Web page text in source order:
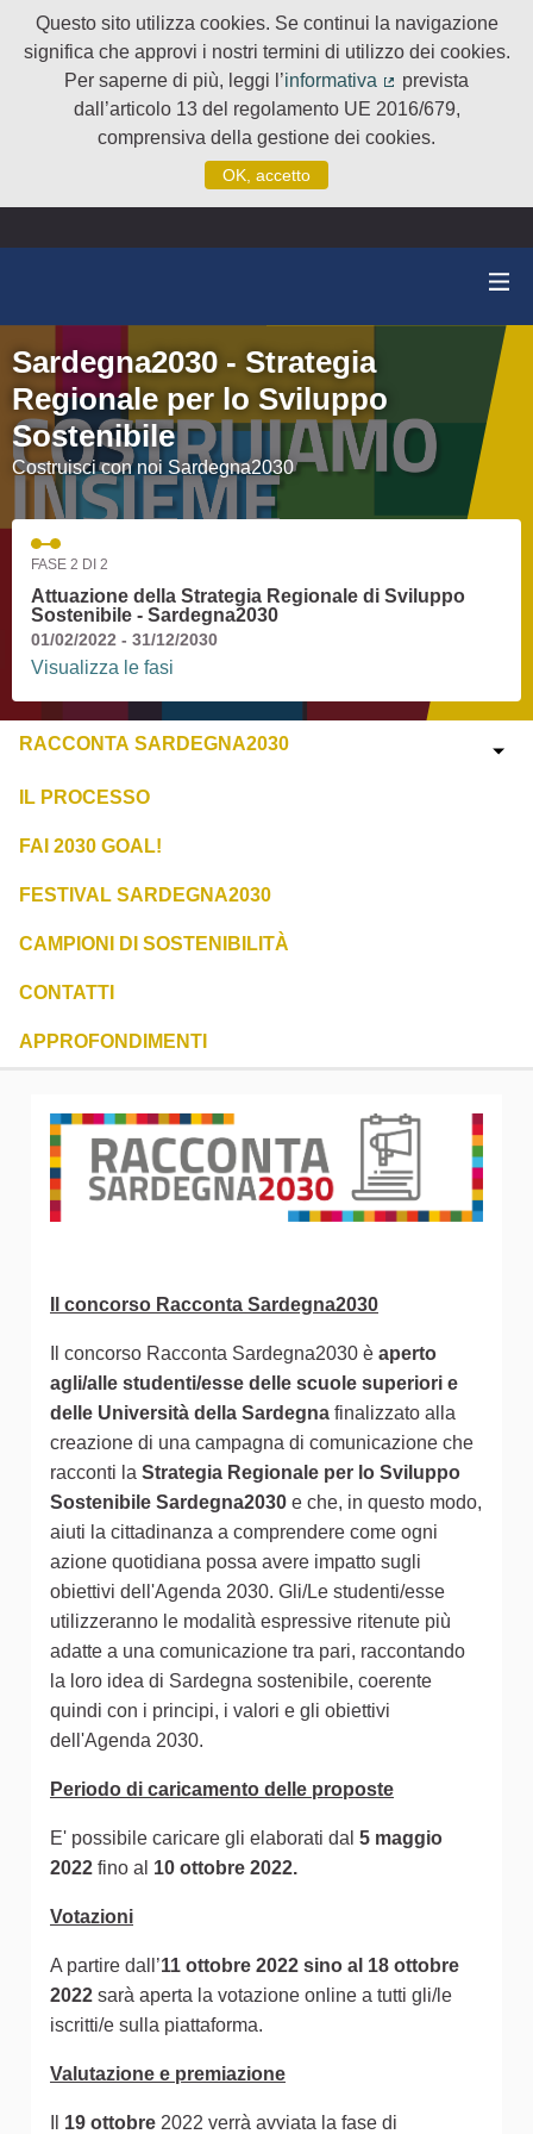
Questo sito utilizza cookies. Se continui la navigazione
significa che approvi i nostri termini di utilizzo dei cookies.
Per saperne di più, leggi l’informativa
(Collegamento
prevista
dall’articolo 13 del regolamento UE 2016/679,
comprensiva della gestione dei cookies.
OK, accetto
Sardegna2030 - Strategia
Regionale per lo Sviluppo
Sostenibile
Costruisci con noi Sardegna2030
FASE 2 DI 2
Attuazione della Strategia Regionale di Sviluppo
Sostenibile - Sardegna2030
01/02/2022 - 31/12/2030
Visualizza le fasi
RACCONTA SARDEGNA2030
IL PROCESSO
FAI 2030 GOAL!
FESTIVAL SARDEGNA2030
CAMPIONI DI SOSTENIBILITÀ
CONTATTI
APPROFONDIMENTI
Il concorso Racconta Sardegna2030
Il concorso Racconta Sardegna2030 è aperto
agli/alle studenti/esse delle scuole superiori e
delle Università della Sardegna finalizzato alla
creazione di una campagna di comunicazione che
racconti la Strategia Regionale per lo Sviluppo
Sostenibile Sardegna2030 e che, in questo modo,
aiuti la cittadinanza a comprendere come ogni
azione quotidiana possa avere impatto sugli
obiettivi dell'Agenda 2030. Gli/Le studenti/esse
utilizzeranno le modalità espressive ritenute più
adatte a una comunicazione tra pari, raccontando
la loro idea di Sardegna sostenibile, coerente
quindi con i principi, i valori e gli obiettivi
dell'Agenda 2030.
Periodo di caricamento delle proposte
E' possibile caricare gli elaborati dal 5 maggio
2022 fino al 10 ottobre 2022.
Votazioni
A partire dall’11 ottobre 2022 sino al 18 ottobre
2022 sarà aperta la votazione online a tutti gli/le
iscritti/e sulla piattaforma.
Valutazione e premiazione
19 ottobre 2022 verrà avviata la fase di